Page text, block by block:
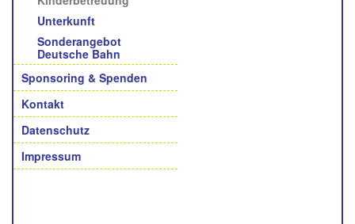
Unterkunft
Sonderangebot
Deutsche Bahn
Sponsoring & Spenden
Kontakt
Datenschutz
Impressum